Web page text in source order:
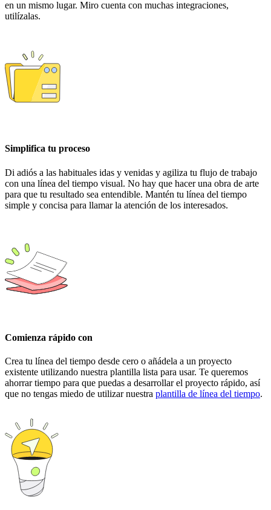
en un mismo lugar. Miro cuenta con muchas integraciones,
utilízalas.
Simplifica tu proceso
Di adiós a las habituales idas y venidas y agiliza tu flujo de trabajo
con una línea del tiempo visual. No hay que hacer una obra de arte
para que tu resultado sea entendible. Mantén tu línea del tiempo
simple y concisa para llamar la atención de los interesados.
Comienza rápido con
Crea tu línea del tiempo desde cero o añádela a un proyecto
existente utilizando nuestra plantilla lista para usar. Te queremos
ahorrar tiempo para que puedas a desarrollar el proyecto rápido, así
que no tengas miedo de utilizar nuestra plantilla de línea del tiempo.